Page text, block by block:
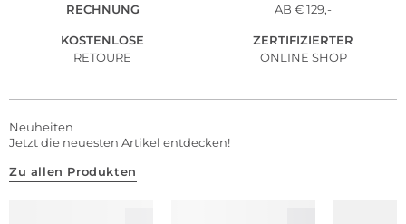
RECHNUNG
AB € 129,-
KOSTENLOSE
RETOURE
ZERTIFIZIERTER
ONLINE SHOP
Neuheiten
Jetzt die neuesten Artikel entdecken!
Zu allen Produkten